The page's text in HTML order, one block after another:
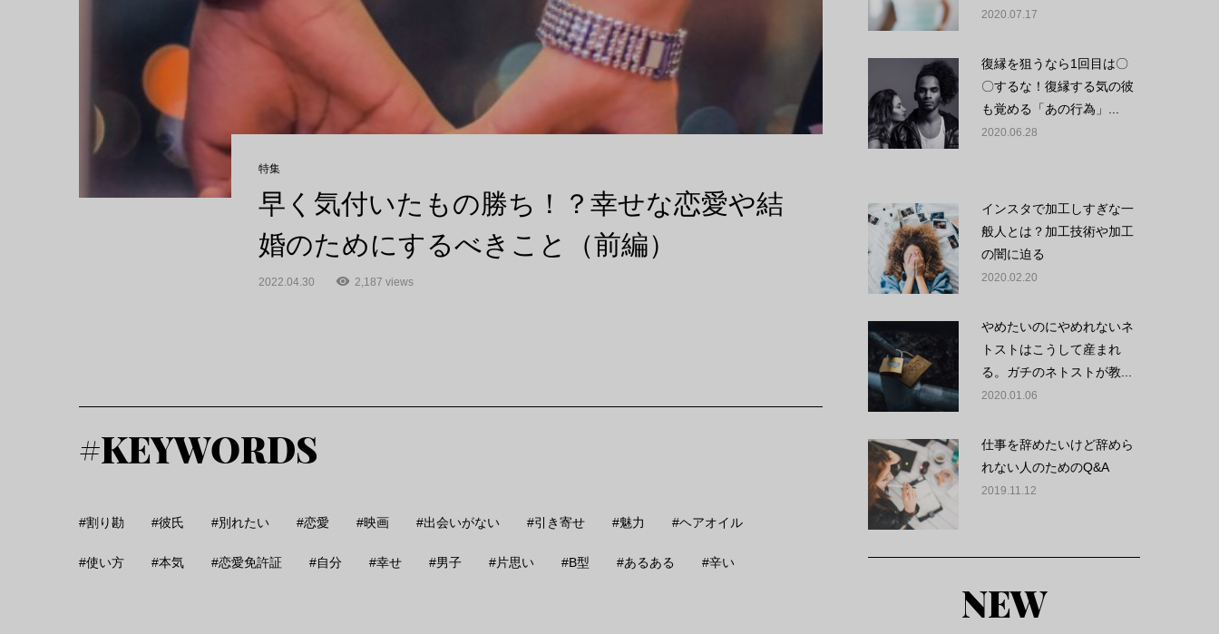
特集
早く気付いたもの勝ち！？幸せな恋愛や結
婚のためにするべきこと（前編）
2022.04.30 2,187 views
#KEYWORDS
割り勘 彼氏 別れたい 恋愛 映画 出会いがない 引き寄せ 魅力 ヘアオイル
使い方 本気 恋愛免許証 自分 幸せ 男子 片思い B型 あるある 辛い
2020.07.17
復縁を狙うなら1回目は〇
〇するな！復縁する気の彼
も覚める「あの行為」...
2020.06.28
インスタで加工しすぎな一
般人とは？加工技術や加工
の闇に迫る
2020.02.20
やめたいのにやめれないネ
トストはこうして産まれ
る。ガチのネトストが教...
2020.01.06
仕事を辞めたいけど辞めら
れない人のためのQ&A
2019.11.12
NEW